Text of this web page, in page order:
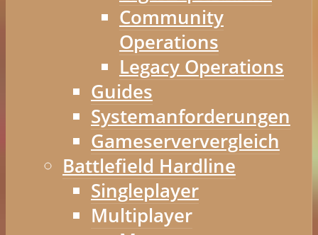
Community
Operations
Legacy Operations
Guides
Systemanforderungen
Gameserververgleich
Battlefield Hardline
Singleplayer
Multiplayer